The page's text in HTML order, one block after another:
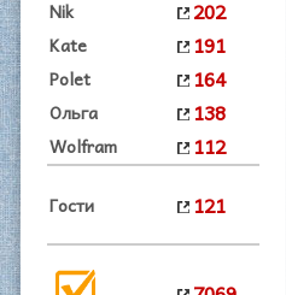
Nik 202
Kate 191
Polet 164
Ольга 138
Wolfram 112
Гости 121